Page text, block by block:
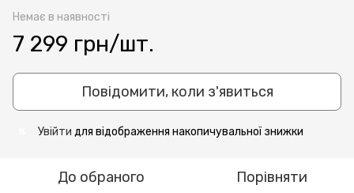
Немає в наявності
7 299 грн/шт.
Повідомити, коли з'явиться
Увійти для відображення накопичувальної знижки
До обраного Порівняти